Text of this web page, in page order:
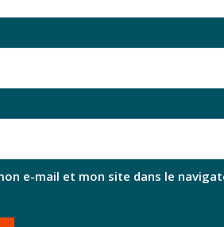
e-mail et mon site dans le